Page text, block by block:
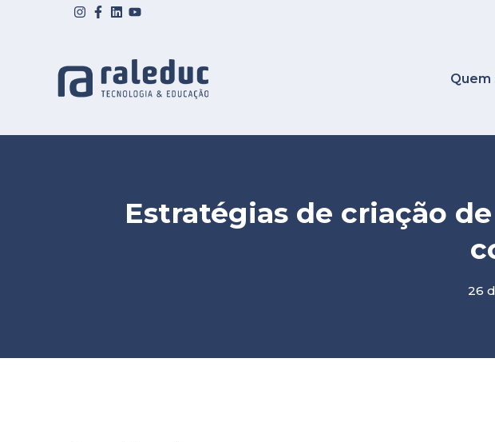
Quem
Estratégias de criação
26